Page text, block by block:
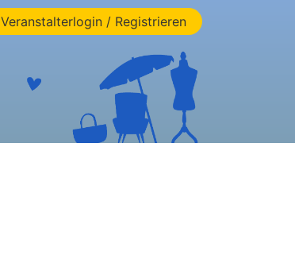
Veranstalterlogin / Registrieren